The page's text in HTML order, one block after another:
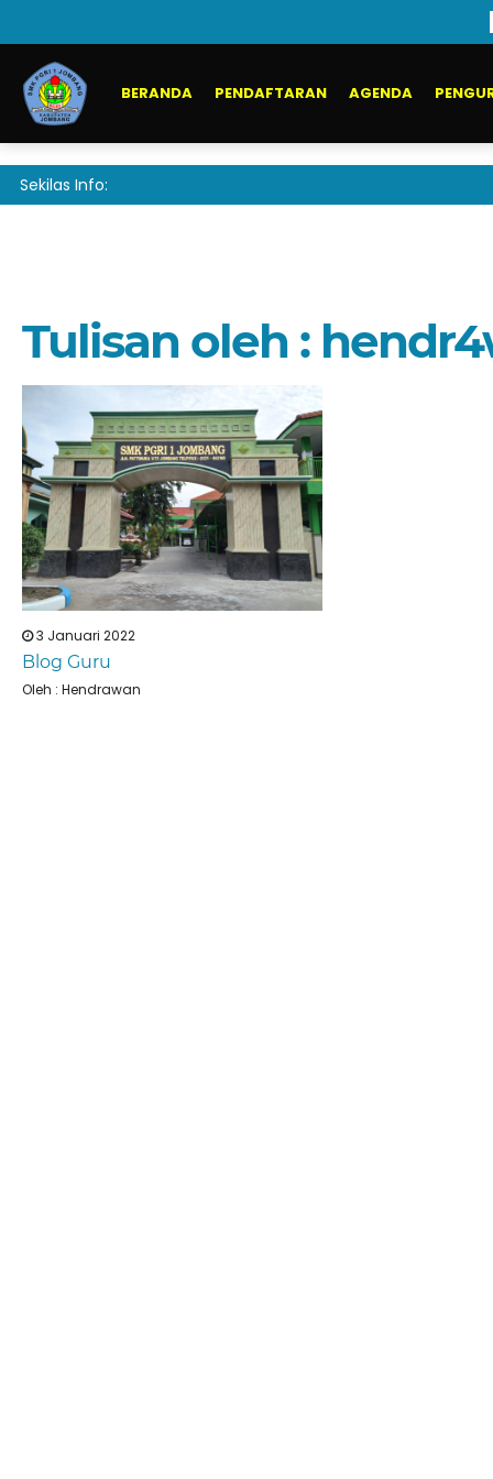
BERANDA PENDAFTARAN AGENDA
Sekilas Info:
Tulisan oleh :
3 Januari 2022
Blog Guru
Oleh : Hendrawan